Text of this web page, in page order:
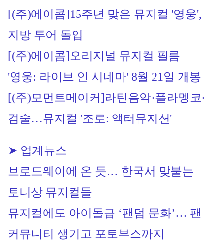
[(주)에이콤]15주년 맞은 뮤지컬 '영웅',
지방 투어 돌입
[(주)에이콤]오리지널 뮤지컬 필름
'영웅: 라이브 인 시네마' 8월 21일 개봉
[(주)모먼트메이커]라틴음악·플라멩코·
검술…뮤지컬 '조로: 액터뮤지션'
➤ 업계뉴스
브로드웨이에 온 듯… 한국서 맞붙는
토니상 뮤지컬들
뮤지컬에도 아이돌급 ‘팬덤 문화’… 팬
커뮤니티 생기고 포토부스까지